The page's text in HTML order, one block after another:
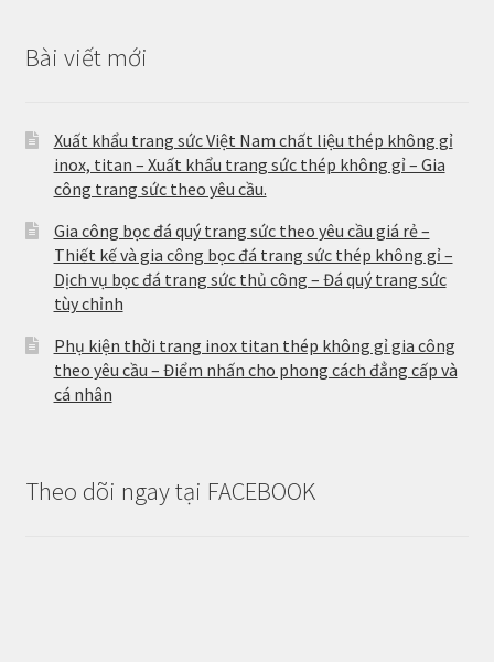
Bài viết mới
Xuất khẩu trang sức Việt Nam chất liệu thép không gỉ
inox, titan – Xuất khẩu trang sức thép không gỉ – Gia
công trang sức theo yêu cầu.
Gia công bọc đá quý trang sức theo yêu cầu giá rẻ –
Thiết kế và gia công bọc đá trang sức thép không gỉ –
Dịch vụ bọc đá trang sức thủ công – Đá quý trang sức
tùy chỉnh
Phụ kiện thời trang inox titan thép không gỉ gia công
theo yêu cầu – Điểm nhấn cho phong cách đẳng cấp và
cá nhân
Theo dõi ngay tại FACEBOOK